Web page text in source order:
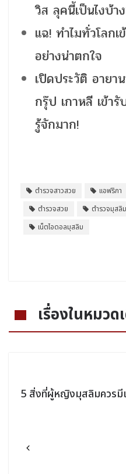
วิส ลุคนี้เป็นไงบ้า
แฉ! ทำไมทั่วโลก
อย่างน่าตกใจ
เปิดประวัติ อาย
กรุ๊ป เกาหลี เข้า
รู้จักมาก!
ตำรวจสาวสวย แอฟริกา
ตำรวจสวย
ตำรวจมุสลิม
เน็ตไอดอลมุสลิม
เรื่องในหมวด
5 สิ่งที่ผู้หญิงมุสลิมควรมี